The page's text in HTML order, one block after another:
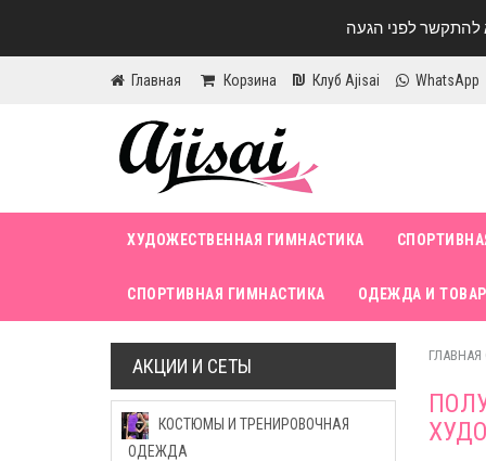
Главная Корзина Клуб Ajisai WhatsApp
ХУДОЖЕСТВЕННАЯ ГИМНАСТИКА
СПОРТИВНАЯ ГИМНАСТИКА ОДЕЖДА И
АКЦИИ И СЕТЫ
КОСТЮМЫ И ТРЕНИРОВОЧНАЯ
ОДЕЖДА